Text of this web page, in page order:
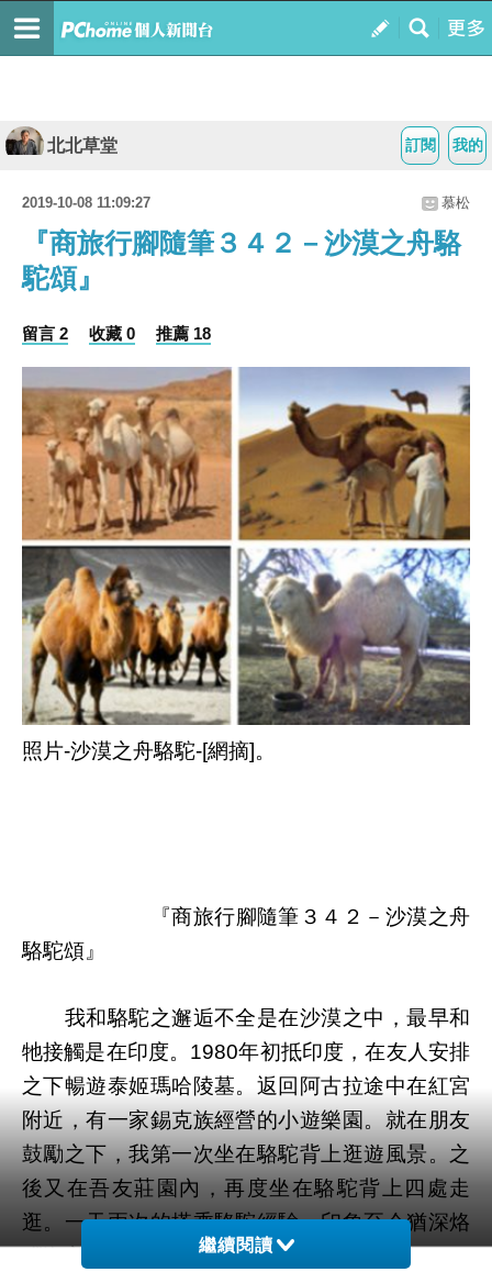
我的
訂閱
北北草堂
2019-10-08 11:09:27 慕松
『商旅行腳隨筆３４２－沙漠之舟駱
駝頌』
留言 2 收藏 0 推薦 18
照片-沙漠之舟駱駝-[網摘]。
『商旅行腳隨筆３４２－ 沙漠之舟
駱駝頌』
我和駱駝之邂逅不全是在沙漠之中，最早和
牠接觸是在印度。
1980年初抵印度，在友人安排
之下暢遊泰姬瑪哈陵墓。返回阿古拉途中在紅宮
附近，有一家錫克族經營的小遊樂園。就在朋友
鼓勵之下，我第一次坐在駱駝背上逛遊風景。之
後又在吾友莊園內，再度坐在駱駝背上四處走
逛。一天兩次的搭乘駱駝經驗，印象至今猶深烙
腦海永難以忘記。
繼續閱讀